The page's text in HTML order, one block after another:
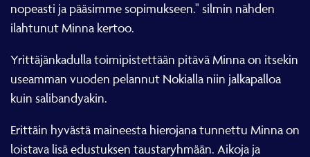
nopeasti ja pääsimme sopimukseen." silmin nähden
ilahtunut Minna kertoo.
Yrittäjänkadulla toimipistettään pitävä Minna on itsekin
useamman vuoden pelannut Nokialla niin jalkapalloa
kuin salibandyakin.
Erittäin hyvästä maineesta hierojana tunnettu Minna on
loistava lisä edustuksen taustaryhmään. Aikoja ja